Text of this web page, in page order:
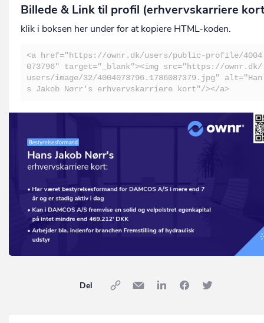
Billede & Link til profil (erhvervskarriere
klik i boksen her under for at kopiere HTML-koden.
<a href="https://ownr.dk/users/public-profile/4004
073796" target="_blank"><img src="https://ownr.dk/
users/image/32/4004073796.1786087379.jpg" alt="Han
s Jakob Nørr's erhvervskarriere kort"/></a>
Del